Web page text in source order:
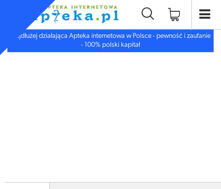
Najdłużej działająca Apteka internetowa w Polsce - pewność i zaufanie
- 100% polski kapitał